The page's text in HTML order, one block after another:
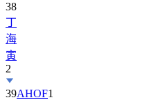
38
丁
海
寅
2
39AHOF1